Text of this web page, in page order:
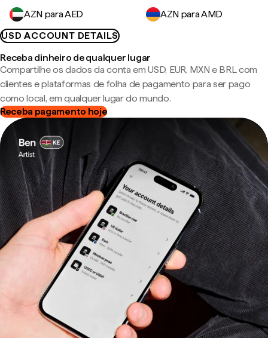
AZN para AED
AZN para AMD
USD ACCOUNT DETAILS
Receba dinheiro de qualquer lugar
Compartilhe os dados da conta em USD, EUR, MXN e BRL com
clientes e plataformas de folha de pagamento para ser pago
como local, em qualquer lugar do mundo.
Receba pagamento hoje